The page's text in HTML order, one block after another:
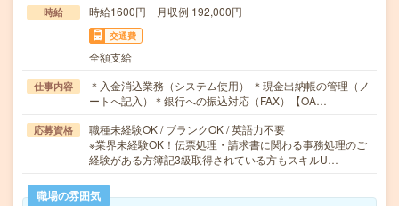
時給 時給1600円 月収例 192,000円
交通費
全額支給
仕事内容
＊入金消込業務（システム使用） ＊現金出納帳の管理（ノ
ートへ記入）＊銀行への振込対応（FAX）【OA…
応募資格
職種未経験OK / ブランクOK / 英語力不要
※業界未経験OK！伝票処理・請求書に関わる事務処理のご
経験がある方簿記3級取得されている方もスキルU…
職場の雰囲気